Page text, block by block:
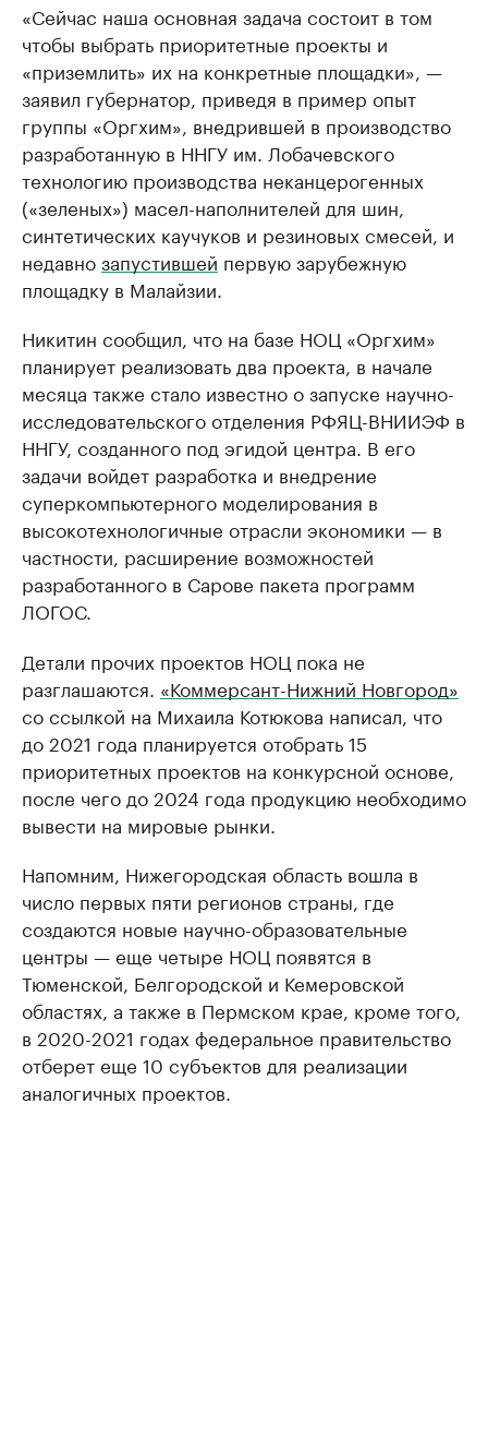
«Сейчас наша основная задача состоит в том
чтобы выбрать приоритетные проекты и
«приземлить» их на конкретные площадки», —
заявил губернатор, приведя в пример опыт
группы «Оргхим», внедрившей в производство
разработанную в ННГУ им. Лобачевского
технологию производства неканцерогенных
(«зеленых») масел-наполнителей для шин,
синтетических каучуков и резиновых смесей, и
недавнозапустившей первую зарубежную
площадку в Малайзии.
Никитин сообщил, что на базе НОЦ «Оргхим»
планирует реализовать два проекта, в начале
месяца также стало известно о запуске научно-
исследовательского отделения РФЯЦ-ВНИИЭФ в
ННГУ, созданного под эгидой центра. В его
задачи войдет разработка и внедрение
суперкомпьютерного моделирования в
высокотехнологичные отрасли экономики — в
частности, расширение возможностей
разработанного в Сарове пакета программ
ЛОГОС.
Детали прочих проектов НОЦ пока не
разглашаются. «Коммерсант-Нижний Новгород»
со ссылкой на Михаила Котюкова написал, что
до 2021 года планируется отобрать 15
приоритетных проектов на конкурсной основе,
после чего до 2024 года продукцию необходимо
вывести на мировые рынки.
Напомним, Нижегородская область вошла в
число первых пяти регионов страны, где
создаются новые научно-образовательные
центры — еще четыре НОЦ появятся в
Тюменской, Белгородской и Кемеровской
областях, а также в Пермском крае, кроме того,
в 2020-2021 годах федеральное правительство
отберет еще 10 субъектов для реализации
аналогичных проектов.